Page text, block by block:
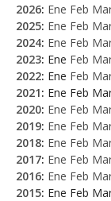
2026: Ene Feb
2025: Ene Feb
2024: Ene Feb
2023: Ene Feb
2022: Ene Feb
2021: Ene Feb
2020: Ene Feb
2019: Ene Feb
2018: Ene Feb
2017: Ene Feb
2016: Ene Feb
2015: Ene Feb